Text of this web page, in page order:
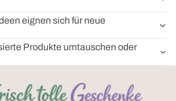
eignen sich für neue
Produkte umtauschen oder